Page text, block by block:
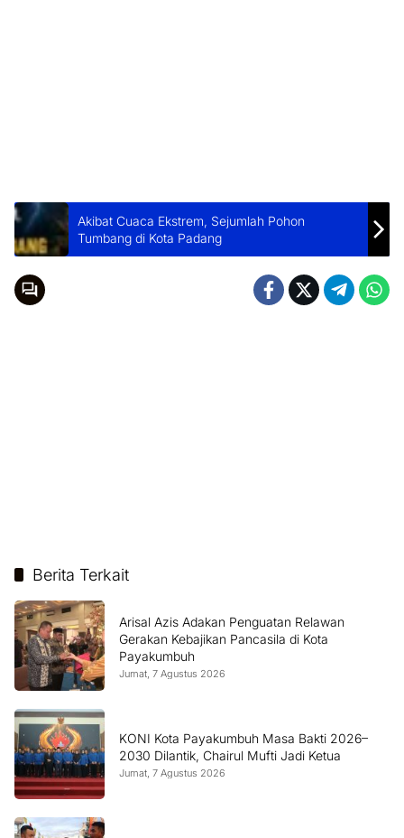
Akibat Cuaca Ekstrem, Sejumlah Pohon
Tumbang di Kota Padang
Berita Terkait
Arisal Azis Adakan Penguatan Relawan
Gerakan Kebajikan Pancasila di Kota
Payakumbuh
Jumat, 7 Agustus 2026
KONI Kota Payakumbuh Masa Bakti 2026–
2030 Dilantik, Chairul Mufti Jadi Ketua
Jumat, 7 Agustus 2026